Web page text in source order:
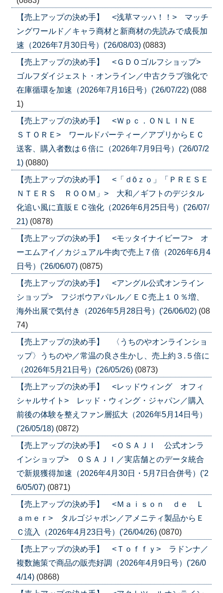
【売上アップの決め手】 <浅草マッハ！！> マッチ
ングワールド／キャラ商材と新商材の先読みで成長加
速（2026年7月30日号）('26/08/03) (0883)
【売上アップの決め手】 <ＧＤＯゴルフショップ>
ゴルフダイジェスト・オンライン／中古クラブ強化で
在庫循環を加速（2026年7月16日号）('26/07/22) (088
1)
【売上アップの決め手】 <Ｗｐｃ．ＯＮＬＩＮＥ
ＳＴＯＲＥ> ワールドパーティー／アプリからＥＣ
送客、購入者数は６倍に（2026年7月9日号）('26/07/2
1) (0880)
【売上アップの決め手】 <「ｄōｚｏ」「ＰＲＥＳＥ
ＮＴＥＲＳ ＲＯＯＭ」> 大和／ギフトのデジタル
化追い風に直販ＥＣ強化（2026年6月25日号）('26/07/
21) (0878)
【売上アップの決め手】 <モッタイナイビーフ> オ
ーエムアイ／カジュアル牛肉で売上７倍（2026年6月4
日号）('26/06/07) (0875)
【売上アップの決め手】 <アングル公式オンライン
ショップ> フジボウアパレル／ＥＣ売上１０％増、
海外出展で気付き（2026年5月28日号）('26/06/02) (08
74)
【売上アップの決め手】 〈うちのやオンラインショ
ップ〉うちのや／常温の良さ生かし、売上約３.５倍に
（2026年5月21日号）('26/05/26) (0873)
【売上アップの決め手】 <レッドウィング オフィ
シャルサイト> レッド・ウィング・ジャパン／購入
前後の体験を整えファン層拡大（2026年5月14日号）
('26/05/18) (0872)
【売上アップの決め手】 <ＯＳＡＪＩ 公式オンラ
インショップ> ＯＳＡＪＩ／実店舗とのデータ統合
で新規獲得加速（2026年4月30日・5月7日合併号）('2
6/05/07) (0871)
【売上アップの決め手】 <Ｍａｉｓｏｎ ｄｅ Ｌ
ａｍｅｒ> タルゴジャポン／アメニティ製品からＥ
Ｃ流入（2026年4月23日号）('26/04/26) (0870)
【売上アップの決め手】 <Ｔｏｆｆｙ> ラドンナ／
複数施策で商品の販売好調（2026年4月9日号）('26/0
4/14) (0868)